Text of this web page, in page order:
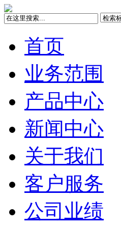
首页
业务范围
产品中心
新闻中心
关于我们
客户服务
公司业绩